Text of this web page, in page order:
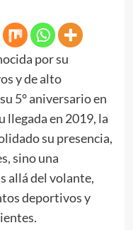
por su
y de alto
5° aniversario en
llegada en 2019, la
su presencia,
sino una
allá del volante,
deportivos y